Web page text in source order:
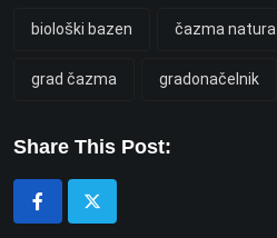
biološki bazen čazma natura
grad čazma gradonačelnik
Share This Post: